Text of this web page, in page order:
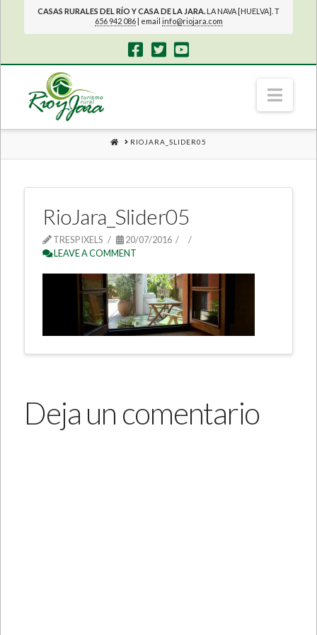
CASAS RURALES DEL RÍO Y CASA DE LA JARA. LA NAVA [HUELVA]. T
656 942 086| email info@riojara.com
HOME
RIOJARA_SLIDER05
RioJara_Slider05
TRESPIXELS
20/07/2016
LEAVE A COMMENT
Deja un comentario